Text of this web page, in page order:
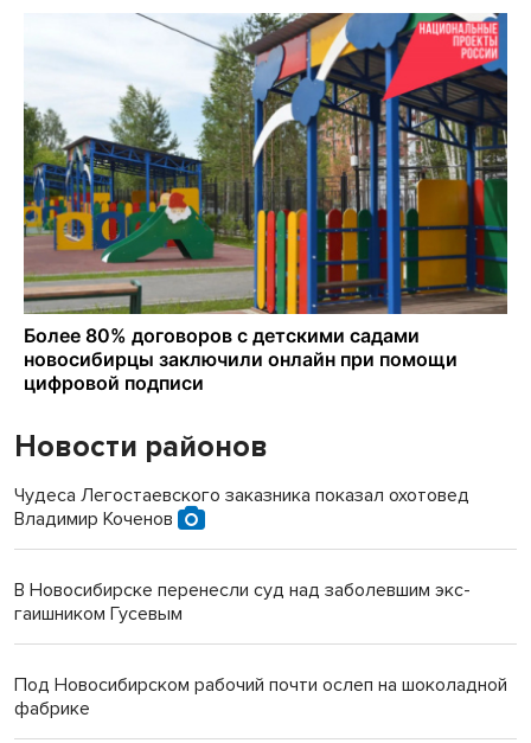
Новости районов
Чудеса Легостаевского заказника показал охотовед
Владимир Коченов
В Новосибирске перенесли суд над заболевшим экс-
гаишником Гусевым
Под Новосибирском рабочий почти ослеп на шоколадной
фабрике